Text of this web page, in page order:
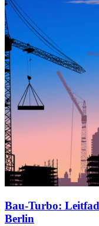
Bau-Turbo:
Berlin